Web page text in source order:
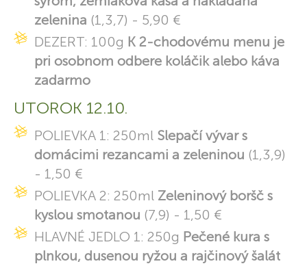
zelenina (1,3,7) - 5,90 €
DEZERT: 100g K 2-chodovému menu je
pri osobnom odbere koláčik alebo káva
zadarmo
UTOROK 12.10.
POLIEVKA 1: 250ml Slepačí vývar s
domácimi rezancami a zeleninou (1,3,9)
- 1,50 €
POLIEVKA 2: 250ml Zeleninový boršč s
kyslou smotanou (7,9) - 1,50 €
HLAVNÉ JEDLO 1: 250g Pečené kura s
plnkou, dusenou ryžou a rajčinový šalát